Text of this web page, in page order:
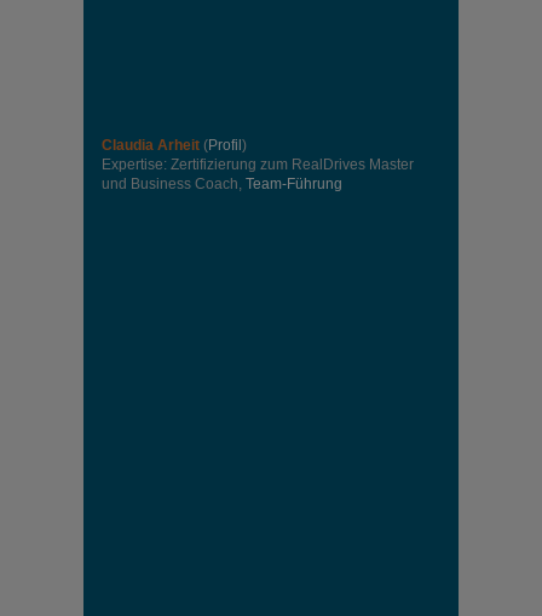
Claudia Arheit (Profil )
Expertise: Zertifizierung zum RealDrives Master
und Business Coach, Team-Führung